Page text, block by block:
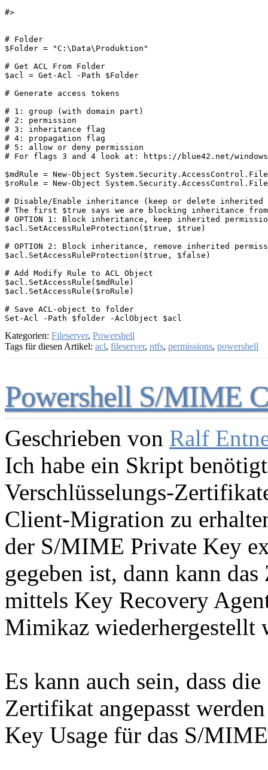
#>
# Folder
$Folder = "C:\Data\Produktion"
# Get ACL From Folder
$acl = Get-Acl -Path $Folder
# Generate access tokens
# 1: group (with domain part)
# 2: permission
# 3: inheritance flag
# 4: propagation flag
# 5: allow or deny permission
# For flags 3 and 4 look at: https://blue42.net/
$mdRule = New-Object
$roRule = New-Object
# Disable/Enable inheritance (keep or delete inherited
# The first $true says we are blocking inheritance
# OPTION 1: Block inheritance, keep inherited
$acl.SetAccessRuleProtection($true, $true)
# OPTION 2: Block inheritance, remove inherited
$acl.SetAccessRuleProtection($true, $false)
# Add Modify Rule to ACL Object
$acl.SetAccessRule($mdRule)
$acl.SetAccessRule($roRule)
# Save ACL-object to folder
Kategorien: Fileserver, Powershell
Tags für diesen Artikel: acl, fileserver, ntfs, permissions, powershell
Powershell S/MIME
Geschrieben von Ralf
Ich habe ein Skript
Verschlüsselungs-
Client-Migration zu
der S/MIME Private Key
gegeben ist, dann kann
mittels Key Recovery
Mimikaz wiederhergestellt
Es kann auch sein, dass
Zertifikat angepasst
Key Usage für das S/